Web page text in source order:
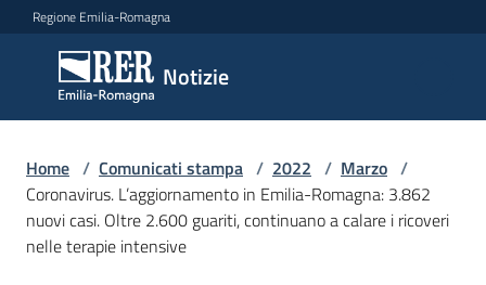
Vai al contenuto
Vai alla navigazione
Vai al footer
Regione Emilia-Romagna
Notizie
Notizie
Comunicati
stampa
Menu selezionato
Cerca
Home / Comunicati stampa / 2022 / Marzo /
Coronavirus. L’aggiornamento in Emilia-Romagna: 3.862
nuovi casi. Oltre 2.600 guariti, continuano a calare i ricoveri
nelle terapie intensive